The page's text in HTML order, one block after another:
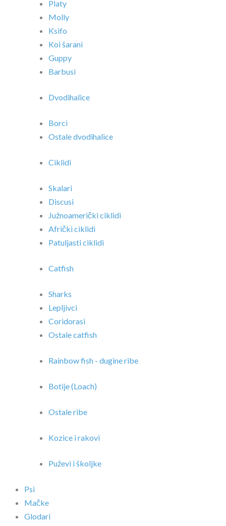
Platy
Molly
Ksifo
Koi šarani
Guppy
Barbusi
Dvodihalice
Borci
Ostale dvodihalice
Ciklidi
Skalari
Discusi
Južnoamerički ciklidi
Afrički ciklidi
Patuljasti ciklidi
Catfish
Sharks
Lepljivci
Coridorasi
Ostale catfish
Rainbow fish - dugine ribe
Botije (Loach)
Ostale ribe
Kozice i rakovi
Puževi i školjke
Psi
Mačke
Glodari